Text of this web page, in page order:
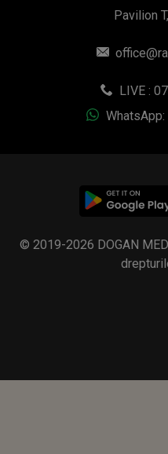
Pavilion
LIVE :
© 2019-2026 DOGAN